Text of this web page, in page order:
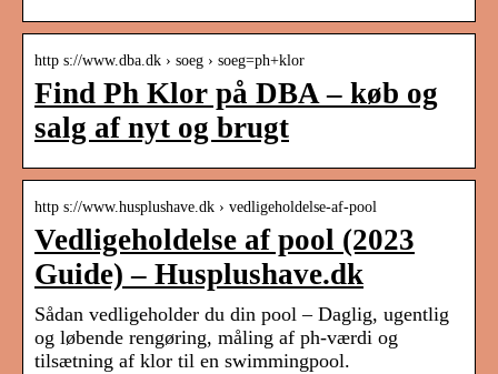
http s://www.dba.dk › soeg › soeg=ph+klor
Find Ph Klor på DBA – køb og
salg af nyt og brugt
http s://www.husplushave.dk › vedligeholdelse-af-pool
Vedligeholdelse af pool (2023
Guide) – Husplushave.dk
Sådan vedligeholder du din pool – Daglig, ugentlig
og løbende rengøring, måling af ph-værdi og
tilsætning af klor til en swimmingpool.